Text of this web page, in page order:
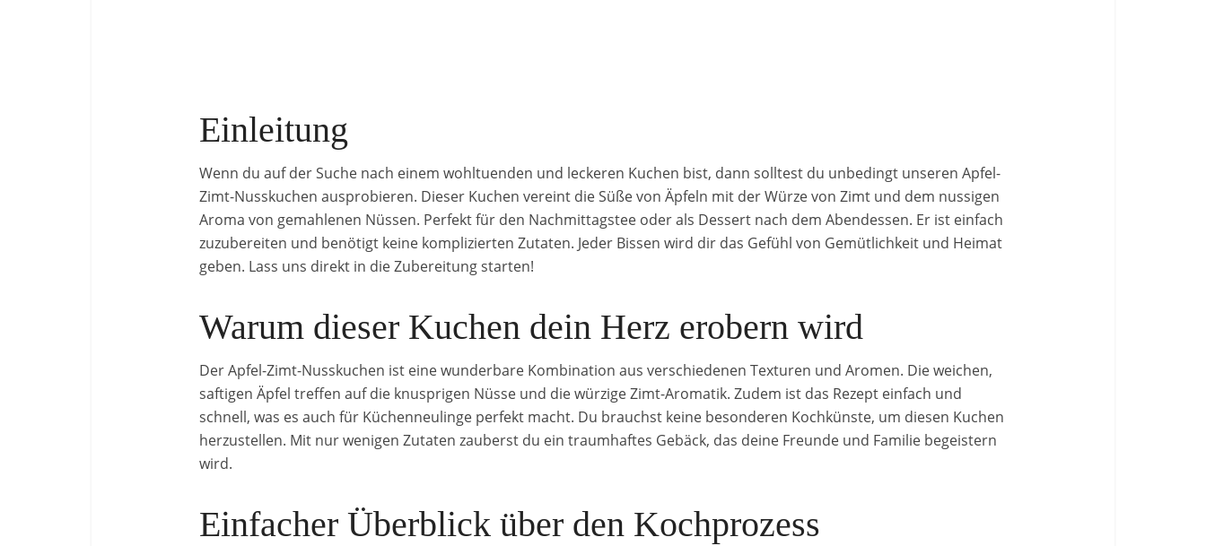
Einleitung
Wenn du auf der Suche nach einem wohltuenden und leckeren Kuchen bist, dann solltest du unbedingt unseren Apfel-
Zimt-Nusskuchen ausprobieren. Dieser Kuchen vereint die Süße von Äpfeln mit der Würze von Zimt und dem nussigen
Aroma von gemahlenen Nüssen. Perfekt für den Nachmittagstee oder als Dessert nach dem Abendessen. Er ist einfach
zuzubereiten und benötigt keine komplizierten Zutaten. Jeder Bissen wird dir das Gefühl von Gemütlichkeit und Heimat
geben. Lass uns direkt in die Zubereitung starten!
Warum dieser Kuchen dein Herz erobern wird
Der Apfel-Zimt-Nusskuchen ist eine wunderbare Kombination aus verschiedenen Texturen und Aromen. Die weichen,
saftigen Äpfel treffen auf die knusprigen Nüsse und die würzige Zimt-Aromatik. Zudem ist das Rezept einfach und
schnell, was es auch für Küchenneulinge perfekt macht. Du brauchst keine besonderen Kochkünste, um diesen Kuchen
herzustellen. Mit nur wenigen Zutaten zauberst du ein traumhaftes Gebäck, das deine Freunde und Familie begeistern
wird.
Einfacher Überblick über den Kochprozess